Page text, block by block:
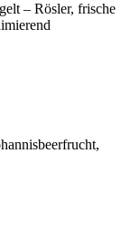
– Rösler, frische